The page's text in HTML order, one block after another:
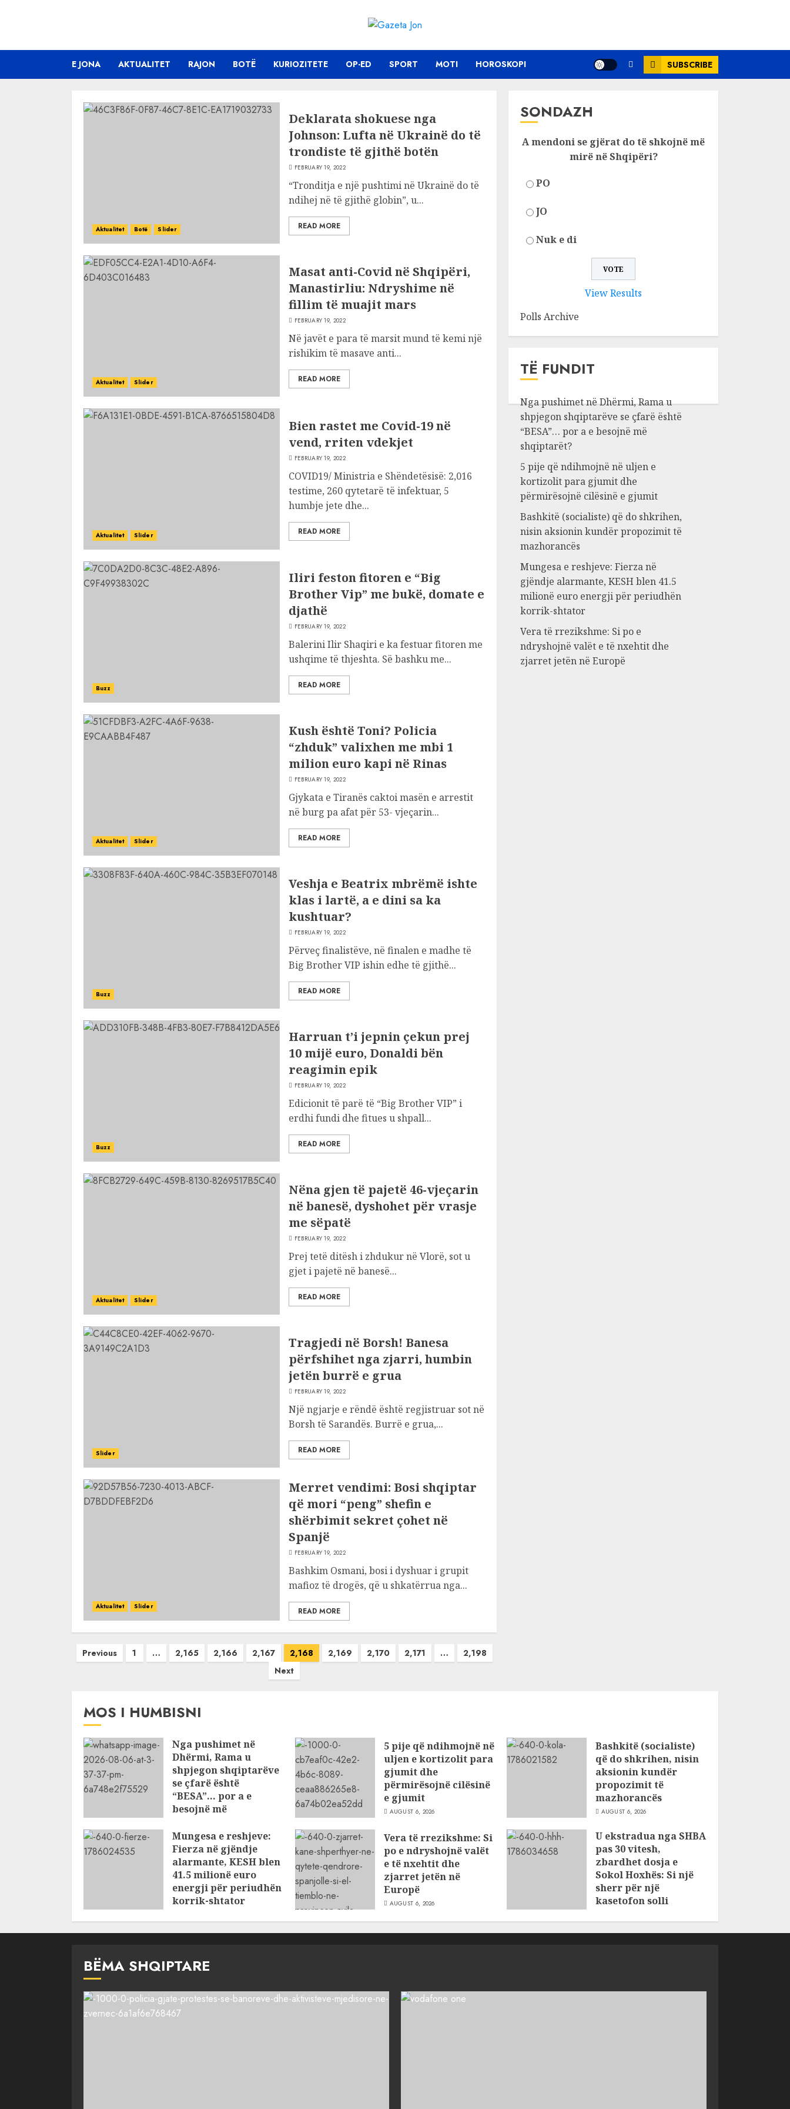
E JONA AKTUALITET RAJON BOTË KURIOZITETE OP-ED SPORT MOTI HOROSKOPI SUBSCRIBE
Aktualitet Botë Slider
Deklarata shokuese nga
Johnson: Lufta në Ukrainë do të
trondiste të gjithë botën
FEBRUARY 19, 2022
“Tronditja e një pushtimi në Ukrainë do të
ndihej në të gjithë globin”, u...
READ MORE
Aktualitet Slider
Masat anti-Covid në Shqipëri,
Manastirliu: Ndryshime në
fillim të muajit mars
FEBRUARY 19, 2022
Në javët e para të marsit mund të kemi një
rishikim të masave anti...
READ MORE
Aktualitet Slider
Bien rastet me Covid-19 në
vend, rriten vdekjet
FEBRUARY 19, 2022
COVID19/ Ministria e Shëndetësisë: 2,016
testime, 260 qytetarë të infektuar, 5
humbje jete dhe...
READ MORE
Buzz
Iliri feston fitoren e “Big
Brother Vip” me bukë, domate e
djathë
FEBRUARY 19, 2022
Balerini Ilir Shaqiri e ka festuar fitoren me
ushqime të thjeshta. Së bashku me...
READ MORE
Aktualitet Slider
Kush është Toni? Policia
“zhduk” valixhen me mbi 1
milion euro kapi në Rinas
FEBRUARY 19, 2022
Gjykata e Tiranës caktoi masën e arrestit
në burg pa afat për 53- vjeçarin...
READ MORE
Buzz
Veshja e Beatrix mbrëmë ishte
klas i lartë, a e dini sa ka
kushtuar?
FEBRUARY 19, 2022
Përveç finalistëve, në finalen e madhe të
Big Brother VIP ishin edhe të gjithë...
READ MORE
Buzz
Harruan t’i jepnin çekun prej
10 mijë euro, Donaldi bën
reagimin epik
FEBRUARY 19, 2022
Edicionit të parë të “Big Brother VIP” i
erdhi fundi dhe fitues u shpall...
READ MORE
Aktualitet Slider
Nëna gjen të pajetë 46-vjeçarin
në banesë, dyshohet për vrasje
me sëpatë
FEBRUARY 19, 2022
Prej tetë ditësh i zhdukur në Vlorë, sot u
gjet i pajetë në banesë...
READ MORE
Slider
Tragjedi në Borsh! Banesa
përfshihet nga zjarri, humbin
jetën burrë e grua
FEBRUARY 19, 2022
Një ngjarje e rëndë është regjistruar sot në
Borsh të Sarandës. Burrë e grua,...
READ MORE
Aktualitet Slider
Merret vendimi: Bosi shqiptar
që mori “peng” shefin e
shërbimit sekret çohet në
Spanjë
FEBRUARY 19, 2022
Bashkim Osmani, bosi i dyshuar i grupit
mafioz të drogës, që u shkatërrua nga...
READ MORE
Posts
Previous 1 … 2,165 2,166 2,167 2,168 2,169 2,170 2,171 …
2,198
Next
SONDAZH
A mendoni se gjërat do të shkojnë më
mirë në Shqipëri?
PO
JO
Nuk e di
View Results
Polls Archive
TË FUNDIT
Nga pushimet në Dhërmi, Rama u
shpjegon shqiptarëve se çfarë është
“BESA”… por a e besojnë më
shqiptarët?
5 pije që ndihmojnë në uljen e
kortizolit para gjumit dhe
përmirësojnë cilësinë e gjumit
Bashkitë (socialiste) që do shkrihen,
nisin aksionin kundër propozimit të
mazhorancës
Mungesa e reshjeve: Fierza në
gjëndje alarmante, KESH blen 41.5
milionë euro energji për periudhën
korrik-shtator
Vera të rrezikshme: Si po e
ndryshojnë valët e të nxehtit dhe
zjarret jetën në Europë
MOS I HUMBISNI
Nga pushimet në
Dhërmi, Rama u
shpjegon shqiptarëve
se çfarë është
“BESA”… por a e
besojnë më
AUGUST 6, 2026
5 pije që ndihmojnë në
uljen e kortizolit para
gjumit dhe
përmirësojnë cilësinë
e gjumit
AUGUST 6, 2026
Bashkitë (socialiste)
që do shkrihen, nisin
aksionin kundër
propozimit të
mazhorancës
AUGUST 6, 2026
Mungesa e reshjeve:
Fierza në gjëndje
alarmante, KESH blen
41.5 milionë euro
energji për periudhën
korrik-shtator
Vera të rrezikshme: Si
po e ndryshojnë valët
e të nxehtit dhe
zjarret jetën në
Europë
AUGUST 6, 2026
U ekstradua nga SHBA
pas 30 vitesh,
zbardhet dosja e
Sokol Hoxhës: Si një
sherr për një
kasetofon solli
BËMA SHQIPTARE